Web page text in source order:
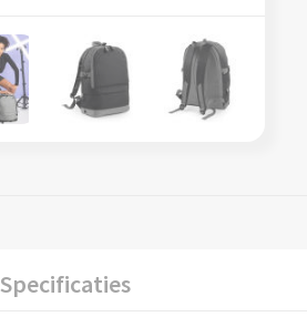
Specificaties